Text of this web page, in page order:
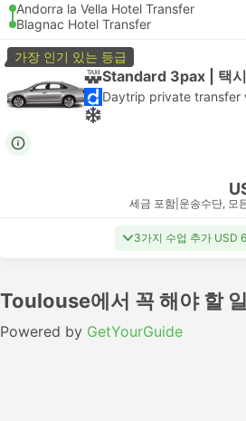
Andorra la Vella Hotel Transfer
Blagnac Hotel Transfer
가장 인기 있는 등급
Standard 3pax | 택시
세금 포함 운송수단, 모
3가지 수업 추가 USD
Toulouse에서 꼭 해야 할 일
Powered by GetYourGuide